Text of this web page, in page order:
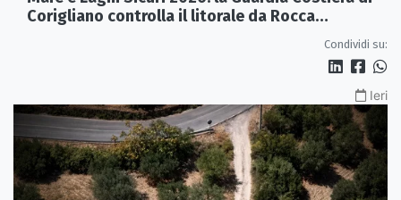
Corigliano controlla il litorale da Rocca
Condividi su:
Ieri